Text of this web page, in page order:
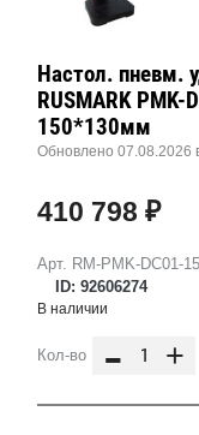
Арт. RM-PMK-DC01-
ID: 92606274
Настол. пневм.
RUSMARK PMK-
150*130мм
Обновлено 07.08.2026
410 798 ₽
В наличии
Кол-во - +